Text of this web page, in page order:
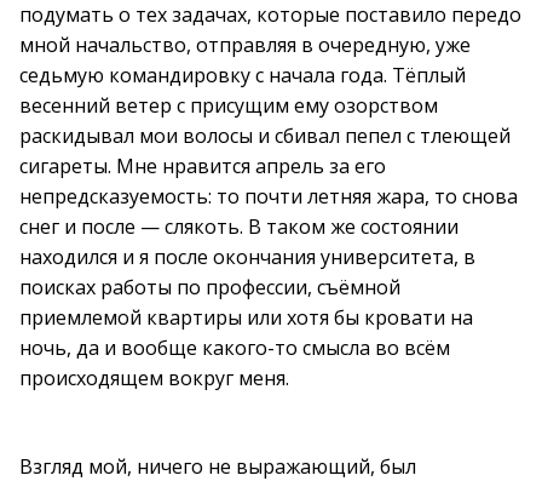
подумать о тех задачах, которые поставило передо
мной начальство, отправляя в очередную, уже
седьмую командировку с начала года. Тёплый
весенний ветер с присущим ему озорством
раскидывал мои волосы и сбивал пепел с тлеющей
сигареты. Мне нравится апрель за его
непредсказуемость: то почти летняя жара, то снова
снег и после — слякоть. В таком же состоянии
находился и я после окончания университета, в
поисках работы по профессии, съёмной
приемлемой квартиры или хотя бы кровати на
ночь, да и вообще какого-то смысла во всём
происходящем вокруг меня.
Взгляд мой, ничего не выражающий, был